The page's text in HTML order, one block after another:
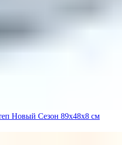
Новый Сезон 89х48х8 см